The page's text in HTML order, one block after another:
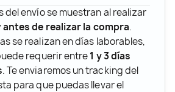
del envío se muestran al realizar
antes de realizar la compra.
se realizan en días laborables,
requerir entre1 y 3 días
. Te enviaremos un tracking del
para que puedas llevar el